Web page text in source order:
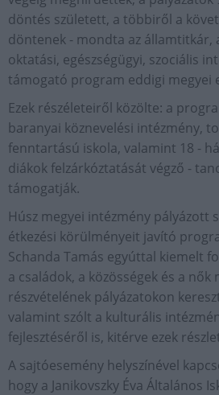
döntés született, a többiről a
döntenek - mondta az államtitkár,
oktatási, egészségügyi, szociális
támogató program eddigi megyei
Ezek részéleteiről közölte: a
baranyai köznevelési intézmény,
fenntartású iskola, valamint 18 -
diákok felzárkóztatását végző -
támogatják.
Húsz megyei intézmény pályázott
étkezési körülményeit javító
Schanda Tamás egyúttal kiemelt
a családok, a közösségek és a
részvételének pályázatokon
valamint szólt a kulturális
fejlesztéséről is, kitérve ezek
A sajtóesemény helyszínével
hogy a Janikovszky Éva Általános